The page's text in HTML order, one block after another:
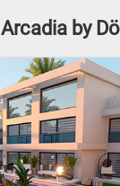
Arcadia by